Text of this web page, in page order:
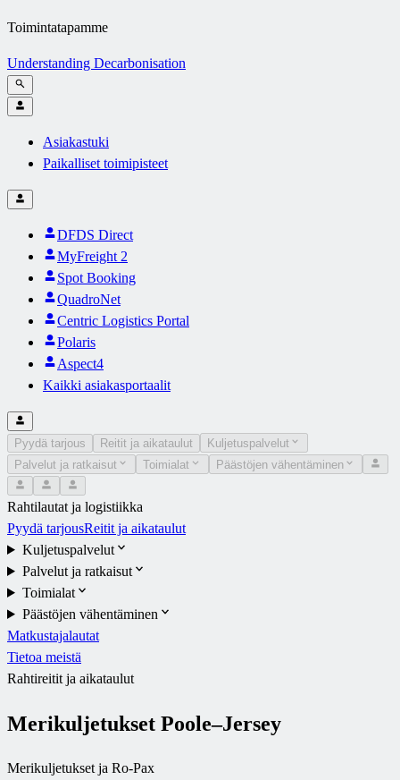
Toimintatapamme
Understanding Decarbonisation
Asiakastuki
Paikalliset toimipisteet
DFDS Direct
MyFreight 2
Spot Booking
QuadroNet
Centric Logistics Portal
Polaris
Aspect4
Kaikki asiakasportaalit
Pyydä tarjous Reitit ja aikataulut
Kuljetuspalvelut
Palvelut ja ratkaisut
Toimialat Päästöjen vähentäminen
Rahtilautat ja logistiikka
Pyydä tarjousReitit ja aikataulut
Kuljetuspalvelut
Palvelut ja ratkaisut
Toimialat
Päästöjen vähentäminen
Matkustajalautat
Tietoa meistä
Rahtireitit ja aikataulut
Merikuljetukset Poole–Jersey
Merikuljetukset ja Ro-Pax